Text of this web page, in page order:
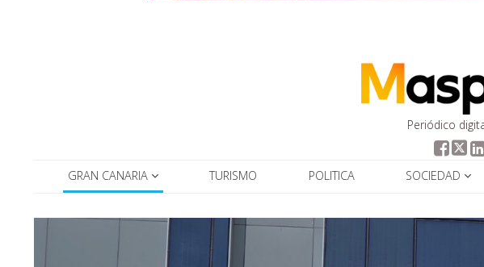
Periódico
GRAN CANARIA TURISMO POLITICA SOCIEDAD